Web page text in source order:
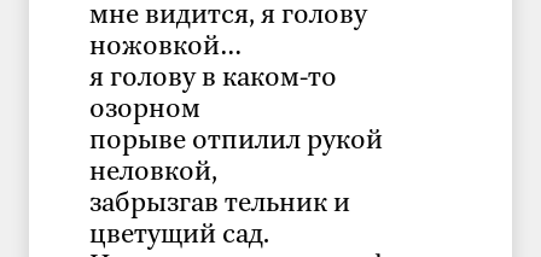
мне видится, я голову
ножовкой…
я голову в каком-то
озорном
порыве отпилил рукой
неловкой,
забрызгав тельник и
цветущий сад.